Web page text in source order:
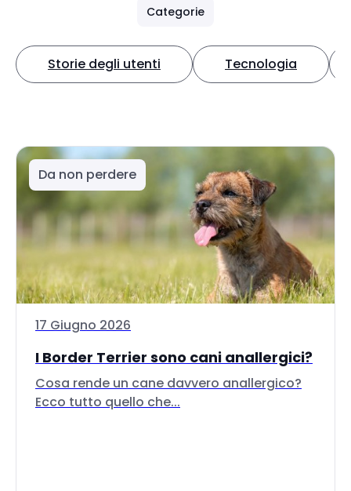
Categorie
Storie degli utenti Tecnologia
Da non perdere
17 Giugno 2026
I Border Terrier sono cani anallergici?
Cosa rende un cane davvero anallergico?
Ecco tutto quello che...